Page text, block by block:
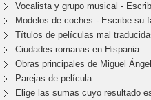
Vocalista y grupo musical -
Modelos de coches - Escribe su
Títulos de películas mal
Ciudades romanas en Hispania
Obras principales de Miguel Ángel
Parejas de película
Elige las sumas cuyo resultado